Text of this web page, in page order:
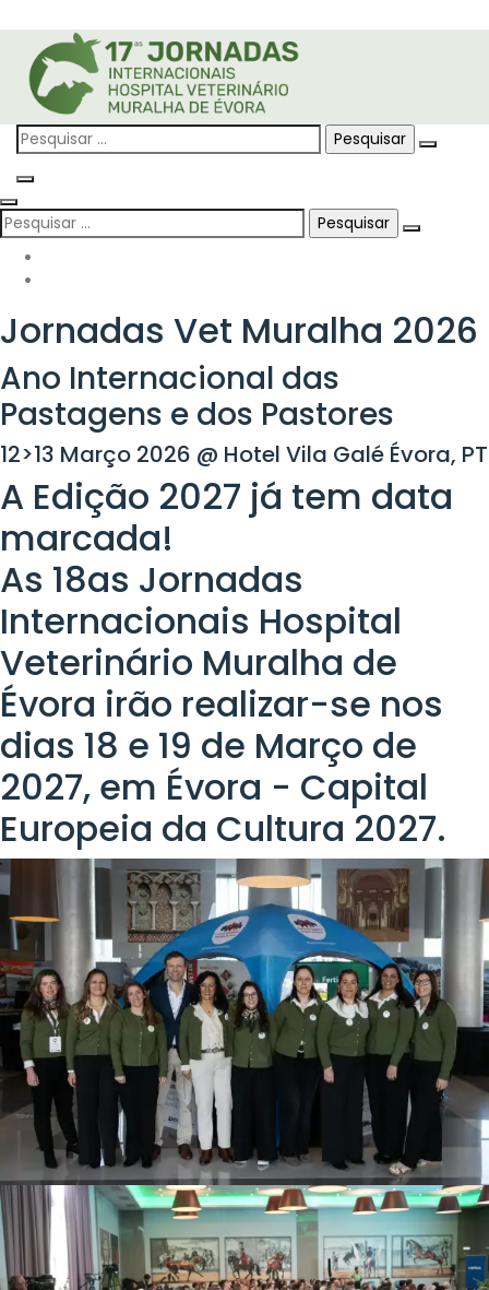
content
Pesquisar
por:
Pesquisar
por:
Jornadas Vet Muralha 2026
Ano Internacional das
Pastagens e dos Pastores
12>13 Março 2026 @ Hotel Vila Galé Évora, PT
A Edição 2027 já tem data
marcada!
As 18as Jornadas
Internacionais Hospital
Veterinário Muralha de
Évora irão realizar-se nos
dias 18 e 19 de Março de
2027, em Évora - Capital
Europeia da Cultura 2027.